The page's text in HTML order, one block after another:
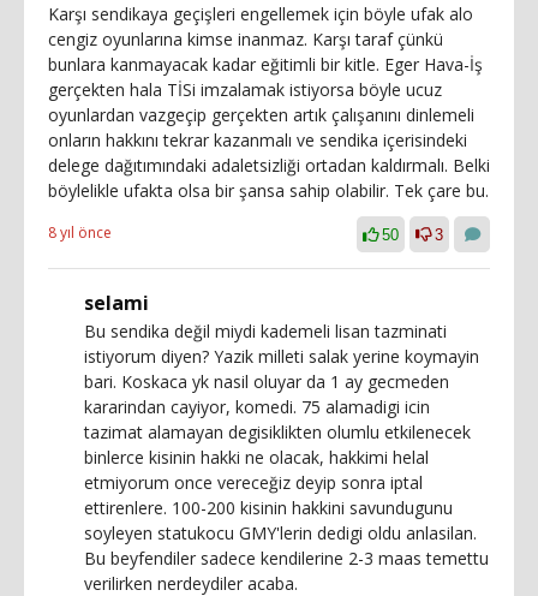
Karşı sendikaya geçişleri engellemek için böyle ufak alo
cengiz oyunlarına kimse inanmaz. Karşı taraf çünkü
bunlara kanmayacak kadar eğitimli bir kitle. Eger Hava-İş
gerçekten hala TİSi imzalamak istiyorsa böyle ucuz
oyunlardan vazgeçip gerçekten artık çalışanını dinlemeli
onların hakkını tekrar kazanmalı ve sendika içerisindeki
delege dağıtımındaki adaletsizliği ortadan kaldırmalı. Belki
böylelikle ufakta olsa bir şansa sahip olabilir. Tek çare bu.
8 yıl önce 50 3
selami
Bu sendika değil miydi kademeli lisan tazminati
istiyorum diyen? Yazik milleti salak yerine koymayin
bari. Koskaca yk nasil oluyar da 1 ay gecmeden
kararindan cayiyor, komedi. 75 alamadigi icin
tazimat alamayan degisiklikten olumlu etkilenecek
binlerce kisinin hakki ne olacak, hakkimi helal
etmiyorum once vereceğiz deyip sonra iptal
ettirenlere. 100-200 kisinin hakkini savundugunu
soyleyen statukocu GMY'lerin dedigi oldu anlasilan.
Bu beyfendiler sadece kendilerine 2-3 maas temettu
verilirken nerdeydiler acaba.